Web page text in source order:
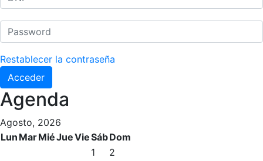
Histórico del Campeonato Social
Normativa
Otros deportes
Área social
Activitats Socials
Salidas culturales
Conferencias e Inspirational Talks
Restablecer la contraseña
Acceder
Agenda
Agosto, 2026
Lun MarMiéJueVieSábDom
1
2